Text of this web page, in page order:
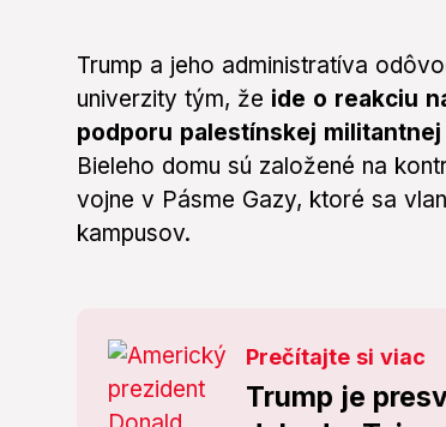
Trump a jeho administratíva
univerzity tým, že ide o reakciu
podporu palestínskej militantnej
Bieleho domu sú založené na
vojne v Pásme Gazy, ktoré sa
kampusov.
Prečítajte si viac
Trump je